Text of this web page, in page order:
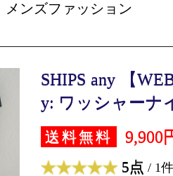
メンズファッション
SHIPS any 【
y: ワッシャーナ
送料無料 9,900
5点 / 1件